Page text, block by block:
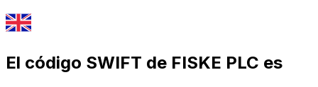
El código SWIFT de FISKE PLC es